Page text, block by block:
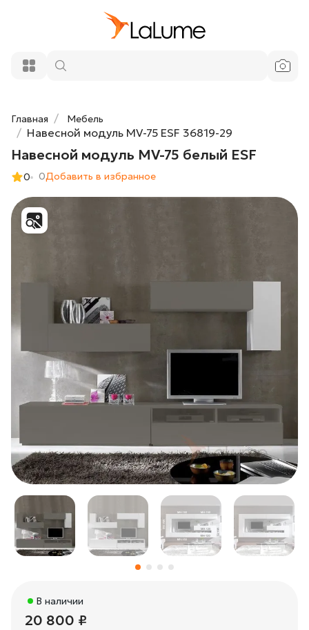
Главная Мебель
Навесной модуль MV-75 ESF 36819-29
Навесной модуль MV-75 белый ESF
0 0Добавить в избранное
В наличии
20 800 ₽
Навесной модуль MV-75 белый ESF